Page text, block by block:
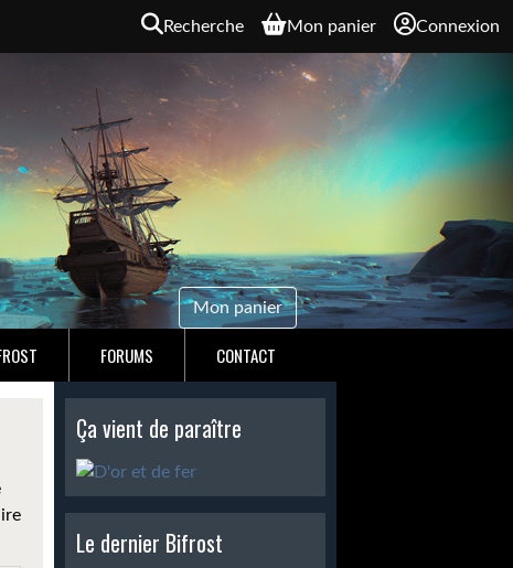
Recherche Mon panier Connexion
Mon panier
FORUMS CONTACT
Ça vient de paraître
Le dernier Bifrost